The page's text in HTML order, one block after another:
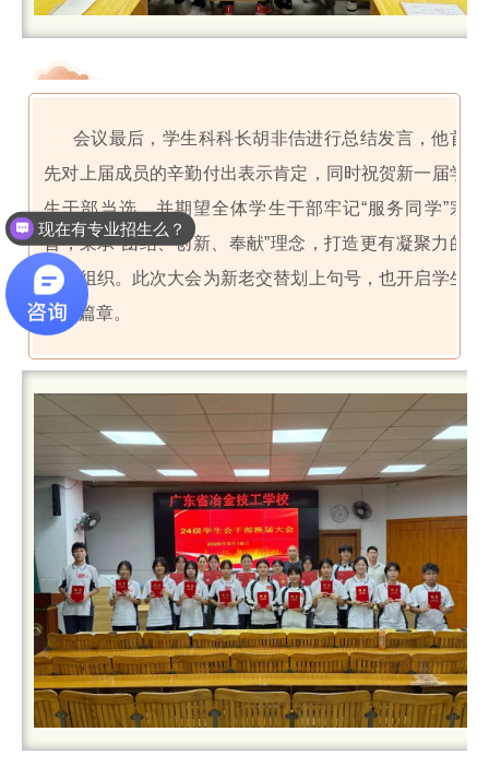
会议最后，学生科科长胡非佶进行总结发言，他首
先对上届成员的辛勤付出表示肯定，同时祝贺新一届学
生干部当选，并期望全体学生干部牢记“服务同学”宗
旨，秉承“团结、创新、奉献”理念，打造更有凝聚力的
学生组织。此次大会为新老交替划上句号，也开启学生
会新篇章。
现在有专业招生么？